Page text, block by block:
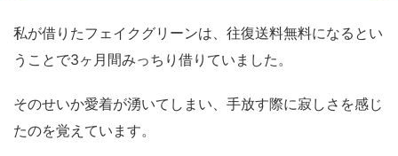
私が借りたフェイクグリーンは、往復送料無料になるとい
うことで3ヶ月間みっちり借りていました。
そのせいか愛着が湧いてしまい、手放す際に寂しさを感じ
たのを覚えています。